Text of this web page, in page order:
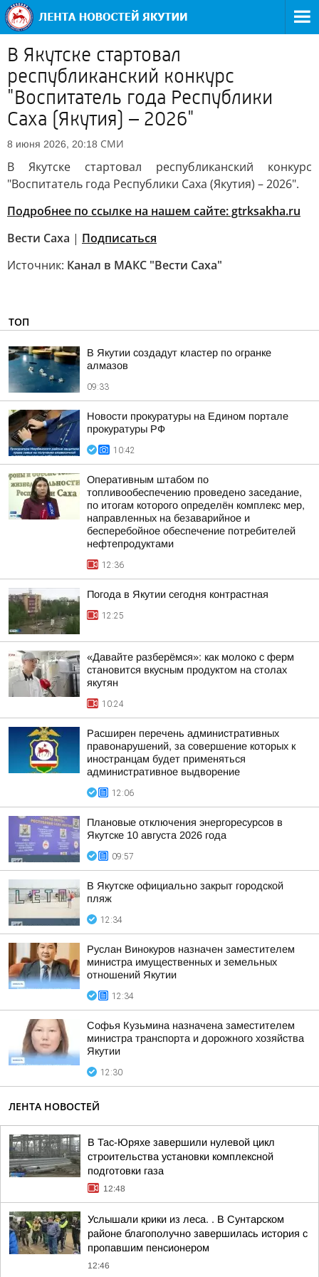
В Якутске стартовал
республиканский конкурс
"Воспитатель года Республики
Саха (Якутия) – 2026"
8 июня 2026, 20:18 СМИ
В Якутске стартовал республиканский конкурс
"Воспитатель года Республики Саха (Якутия) – 2026".
Подробнее по ссылке на нашем сайте: gtrksakha.ru
Вести Саха | Подписаться
Источник: Канал в МАКС "Вести Саха"
ТОП
В Якутии создадут кластер по огранке
алмазов
09:33
Новости прокуратуры на Едином портале
прокуратуры РФ
10:42
Оперативным штабом по
топливообеспечению проведено заседание,
по итогам которого определён комплекс мер,
направленных на безаварийное и
бесперебойное обеспечение потребителей
нефтепродуктами
12:36
Погода в Якутии сегодня контрастная
12:25
«Давайте разберёмся»: как молоко с ферм
становится вкусным продуктом на столах
якутян
10:24
Расширен перечень административных
правонарушений, за совершение которых к
иностранцам будет применяться
административное выдворение
12:06
Плановые отключения энергоресурсов в
Якутске 10 августа 2026 года
09:57
В Якутске официально закрыт городской
пляж
12:34
Руслан Винокуров назначен заместителем
министра имущественных и земельных
отношений Якутии
12:34
Софья Кузьмина назначена заместителем
министра транспорта и дорожного хозяйства
Якутии
12:30
ЛЕНТА НОВОСТЕЙ
В Тас-Юряхе завершили нулевой цикл
строительства установки комплексной
подготовки газа
12:48
Услышали крики из леса. . В Сунтарском
районе благополучно завершилась история с
пропавшим пенсионером
12:46